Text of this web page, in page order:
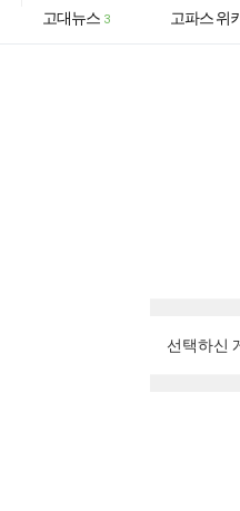
고대뉴스 3
고파스 위
선택하신